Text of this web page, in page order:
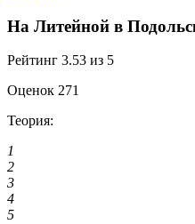
На Литейной в
Рейтинг 3.53 из 5
Оценок 271
Теория:
1
2
3
4
5